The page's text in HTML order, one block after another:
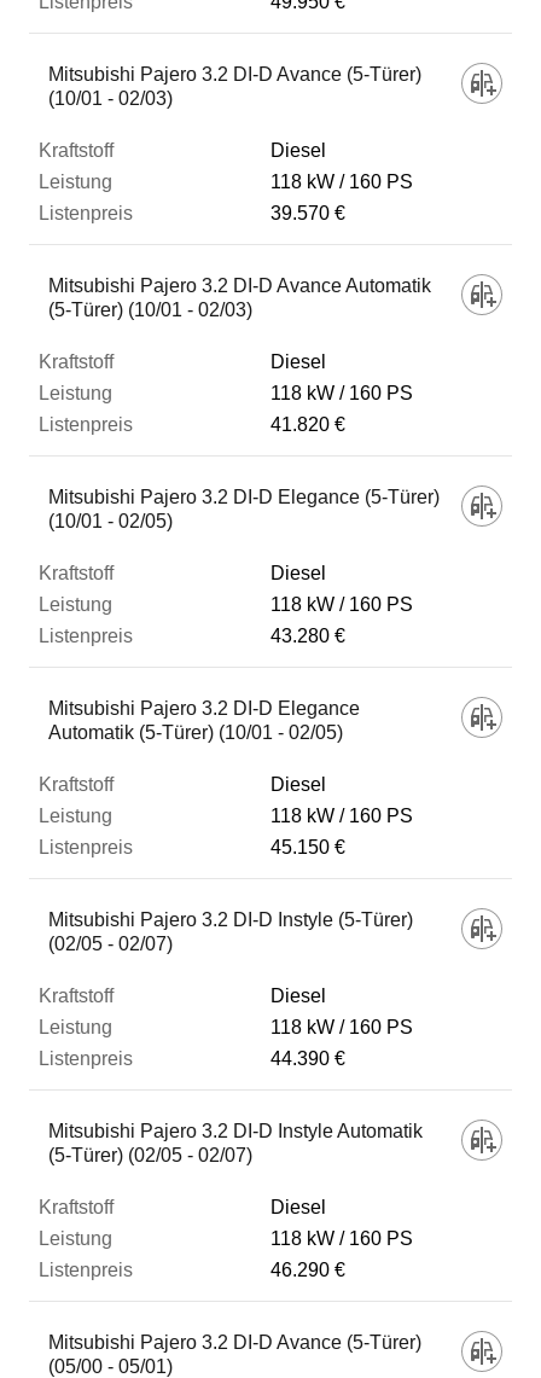
Mitsubishi Pajero 3.2 DI-D Avance (5-Türer)
(10/01 - 02/03)
Diesel
118 kW
160 PS
39.570 €
Mitsubishi Pajero 3.2 DI-D Avance Automatik
(5-Türer) (10/01 - 02/03)
Diesel
118 kW
160 PS
41.820 €
Mitsubishi Pajero 3.2 DI-D Elegance (5-Türer)
(10/01 - 02/05)
Diesel
118 kW
160 PS
43.280 €
Mitsubishi Pajero 3.2 DI-D Elegance
Automatik (5-Türer) (10/01 - 02/05)
Diesel
118 kW
160 PS
45.150 €
Mitsubishi Pajero 3.2 DI-D Instyle (5-Türer)
(02/05 - 02/07)
Diesel
118 kW
160 PS
44.390 €
Mitsubishi Pajero 3.2 DI-D Instyle Automatik
(5-Türer) (02/05 - 02/07)
Diesel
118 kW
160 PS
46.290 €
Mitsubishi Pajero 3.2 DI-D Avance (5-Türer)
(05/00 - 05/01)